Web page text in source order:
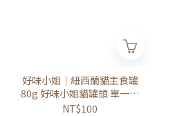
好味小姐｜紐西蘭貓主食罐
80g 好味小姐貓罐頭 單一動
物性蛋白質 紐西蘭貓主食罐
NT$100